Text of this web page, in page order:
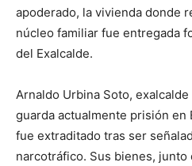
apoderado, la vivienda donde
núcleo familiar fue entregada
del Exalcalde.
Arnaldo Urbina Soto,
guarda actualmente prisión en
fue extraditado tras ser
narcotráfico. Sus bienes, junto